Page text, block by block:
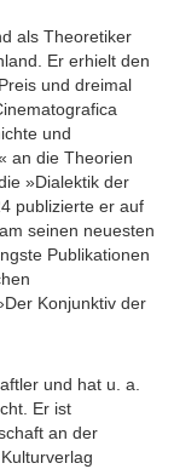
als Theoretiker
Er erhielt den
und dreimal
und
an die Theorien
»Dialektik der
publizierte er auf
seinen neuesten
Publikationen
Konjunktiv der
und hat u. a.
Er ist
an der